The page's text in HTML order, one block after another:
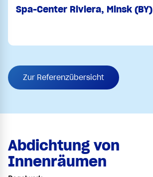
Spa-Center Riviera, Minsk (BY)
Zur Referenzübersicht
Abdichtung von
Innenräumen